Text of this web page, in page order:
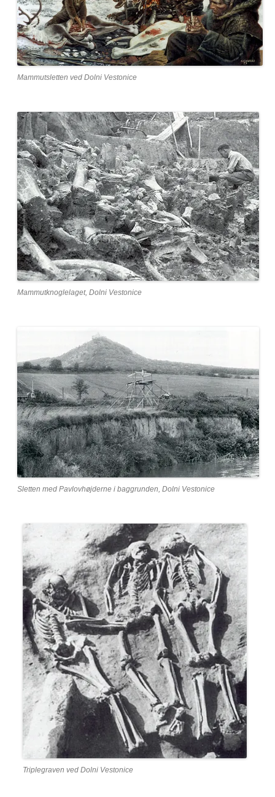
Mammutsletten ved Dolni Vestonice
Mammutknoglelaget, Dolni Vestonice
Sletten med Pavlovhøjderne i baggrunden, Dolni Vestonice
Triplegraven ved Dolni Vestonice